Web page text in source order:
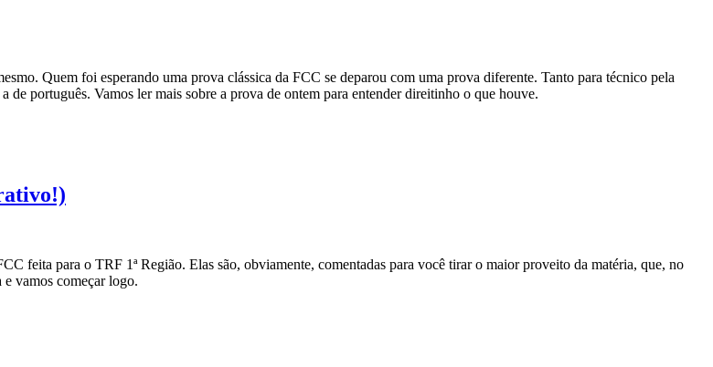
Quem foi esperando uma prova clássica da FCC se deparou com uma prova diferente. Tanto para técnico pela
português. Vamos ler mais sobre a prova de ontem para entender direitinho o que houve.
feita para o TRF 1ª Região. Elas são, obviamente, comentadas para você tirar o maior proveito da matéria, que, no
vamos começar logo.